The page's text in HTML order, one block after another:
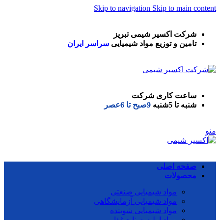
Skip to navigation Skip to main content
شرکت اکسیر شیمی تبریز
تامین و توزیع مواد شیمیایی سراسر ایران
ساعت کاری شرکت
شنبه تا 5شنبه
9صبح تا 6عصر
منو
صفحه اصلی
محصولات
مواد شیمیایی صنعتی
مواد شیمیایی آزمایشگاهی
مواد شیمیایی شوینده